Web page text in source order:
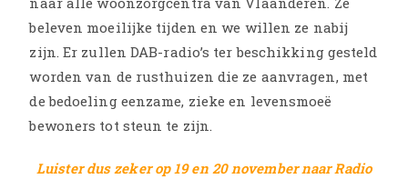
beleven moeilijke tijden en we willen ze nabij
zijn. Er zullen DAB-radio’s ter beschikking gesteld
worden van de rusthuizen die ze aanvragen, met
de bedoeling eenzame, zieke en levensmoeë
bewoners tot steun te zijn.
Luister dus zeker op 19 en 20 november naar Radio